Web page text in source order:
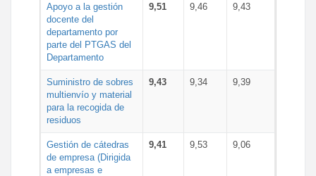
Apoyo a la gestión
docente del
departamento por
parte del PTGAS del
Departamento
9,51 9,46 9,43
Suministro de sobres
multienvío y material
para la recogida de
residuos
9,43 9,34 9,39
Gestión de cátedras
de empresa (Dirigida
a empresas e
9,41 9,53 9,06